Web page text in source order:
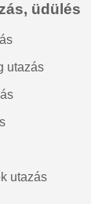
üdülés
utazás
utazás